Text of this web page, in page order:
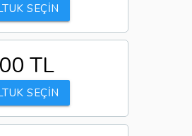
SEÇİN
TL
SEÇİN